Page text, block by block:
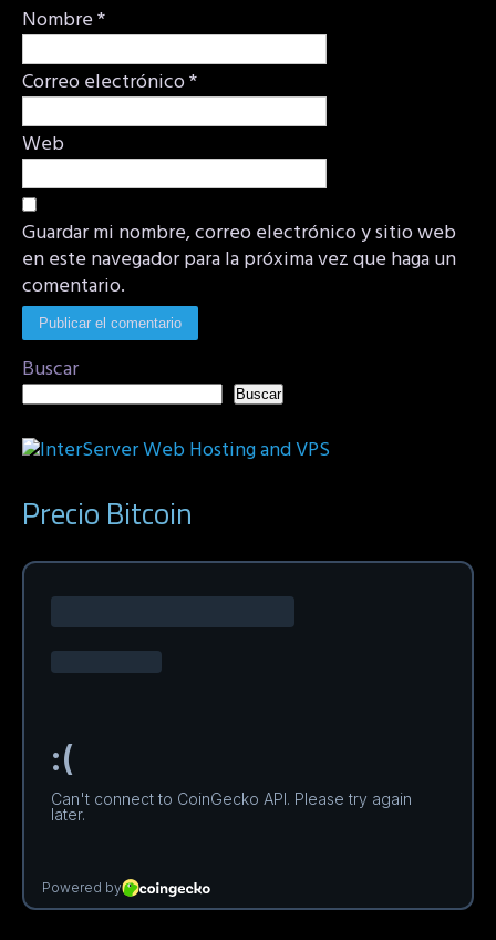
Nombre*
Correo electrónico*
Web
Guardar mi nombre, correo electrónico y sitio web
en este navegador para la próxima vez que haga un
comentario.
Buscar
Buscar
Precio Bitcoin